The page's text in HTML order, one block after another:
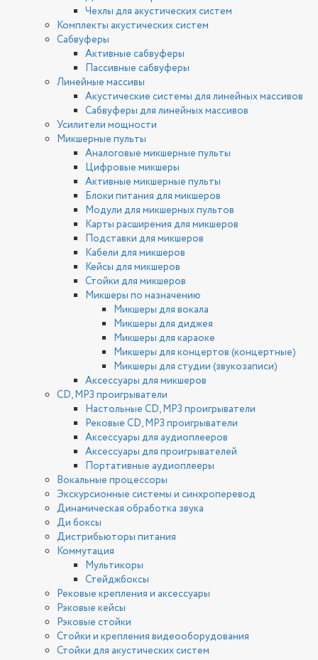
Чехлы для акустических систем
Комплекты акустических систем
Сабвуферы
Активные сабвуферы
Пассивные сабвуферы
Линейные массивы
Акустические системы для линейных массивов
Сабвуферы для линейных массивов
Усилители мощности
Микшерные пульты
Аналоговые микшерные пульты
Цифровые микшеры
Активные микшерные пульты
Блоки питания для микшеров
Модули для микшерных пультов
Карты расширения для микшеров
Подставки для микшеров
Кабели для микшеров
Кейсы для микшеров
Стойки для микшеров
Микшеры по назначению
Микшеры для вокала
Микшеры для диджея
Микшеры для караоке
Микшеры для концертов (концертные)
Микшеры для студии (звукозаписи)
Аксессуары для микшеров
CD, MP3 проигрыватели
Настольные CD, MP3 проигрыватели
Рековые CD, MP3 проигрыватели
Аксессуары для аудиоплееров
Аксессуары для проигрывателей
Портативные аудиоплееры
Вокальные процессоры
Экскурсионные системы и синхроперевод
Динамическая обработка звука
Ди боксы
Дистрибьюторы питания
Коммутация
Мультикоры
Стейджбоксы
Рековые крепления и аксессуары
Рэковые кейсы
Рэковые стойки
Стойки и крепления видеооборудования
Стойки для акустических систем